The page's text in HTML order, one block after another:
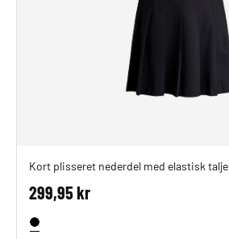
Kort plisseret nederdel med elastisk talje
299,95 kr